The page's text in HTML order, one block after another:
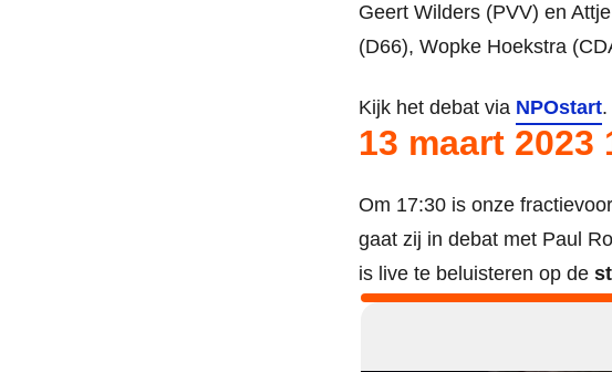
Geert Wilders (PVV) en
(D66), Wopke Hoekstra
Kijk het debat via NPOstart.
13 maart 2023
Om 17:30 is onze
gaat zij in debat met Paul
is live te beluisteren op de